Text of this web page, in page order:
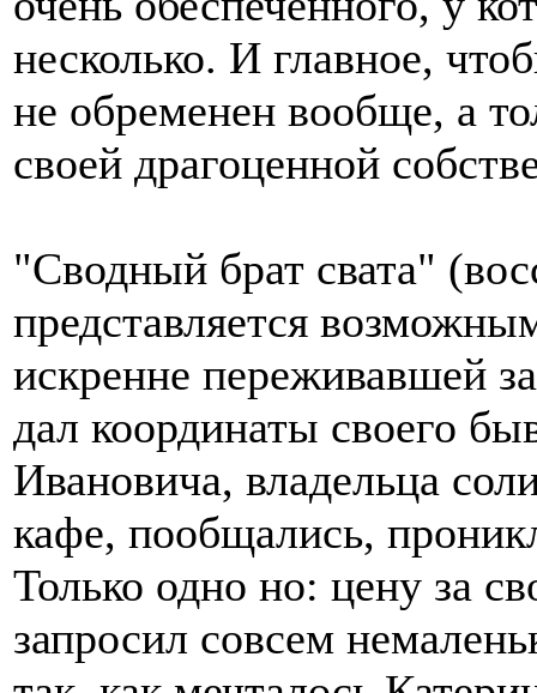
несколько. И главное,
не обременен вообще, а
своей драгоценной
"Сводный брат свата"
представляется
искренне переживавшей
дал координаты своего
Ивановича, владельца
кафе, пообщались,
Только одно но: цену за
запросил совсем